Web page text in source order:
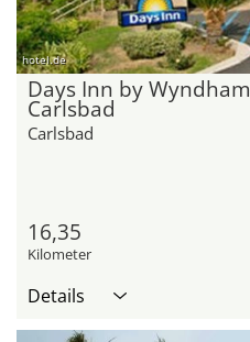
hotel.de
Days Inn by Wyndham
Carlsbad
Carlsbad
16,35
Kilometer
Details